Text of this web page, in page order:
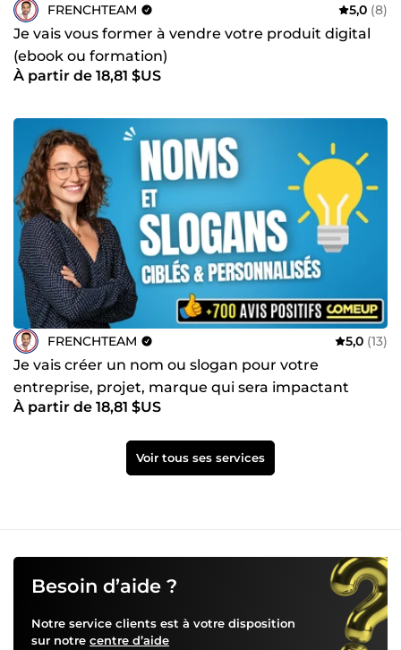
FRENCHTEAM 5,0 (8)
Je vais vous former à vendre votre produit digital
(ebook ou formation)
À partir de 18,81 $US
FRENCHTEAM 5,0 (13)
Je vais créer un nom ou slogan pour votre
entreprise, projet, marque qui sera impactant
À partir de 18,81 $US
Voir tous ses services
Besoin d’aide ?
Notre service clients est à votre disposition
sur notre centre d’aide